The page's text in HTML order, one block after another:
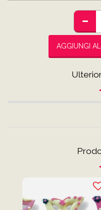
AGGIUNGI